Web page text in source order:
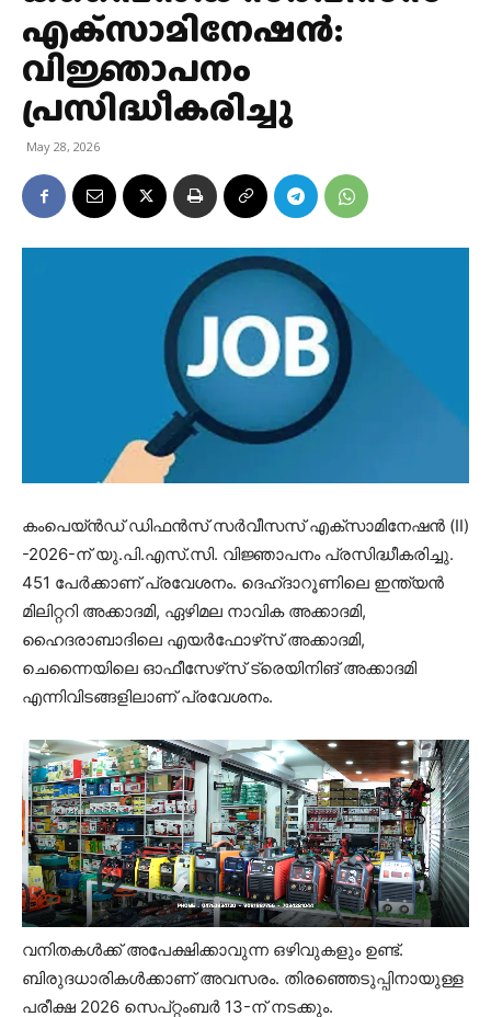
എക്‌സാമിനേഷൻ:
വിജ്ഞാപനം
പ്രസിദ്ധീകരിച്ചു
May 28, 2026
കംപെയ്ൻഡ് ഡിഫൻസ് സർവീസസ് എക്‌സാമിനേഷൻ (II)
-2026-ന് യു.പി.എസ്.സി. വിജ്ഞാപനം പ്രസിദ്ധീകരിച്ചു.
451 പേർക്കാണ് പ്രവേശനം. ദെഹ്ദാറൂണിലെ ഇന്ത്യൻ
മിലിറ്ററി അക്കാദമി, ഏഴിമല നാവിക അക്കാദമി,
ഹൈദരാബാദിലെ എയർഫോഴ്‌സ് അക്കാദമി,
ചെന്നൈയിലെ ഓഫീസേഴ്‌സ് ട്രെയിനിങ് അക്കാദമി
എന്നിവിടങ്ങളിലാണ് പ്രവേശനം.
വനിതകൾക്ക് അപേക്ഷിക്കാവുന്ന ഒഴിവുകളും ഉണ്ട്.
ബിരുദധാരികൾക്കാണ് അവസരം. തിരഞ്ഞെടുപ്പിനായുള്ള
പരീക്ഷ 2026 സെപ്റ്റംബർ 13-ന് നടക്കും.